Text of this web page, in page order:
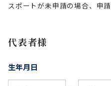
スポートが未申請の場合、申
代表者様
生年月日